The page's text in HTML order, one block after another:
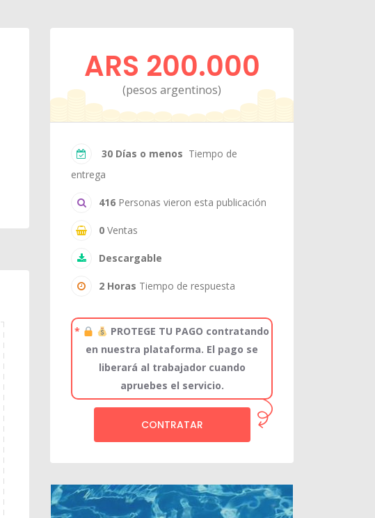
ARS 200.000
(pesos argentinos)
30 Días o menos Tiempo de
entrega
416 Personas vieron esta publicación
0 Ventas
Descargable
2 Horas Tiempo de respuesta
*
PROTEGE TU PAGO contratando
en nuestra plataforma. El pago se
liberará al trabajador cuando
apruebes el servicio.
CONTRATAR